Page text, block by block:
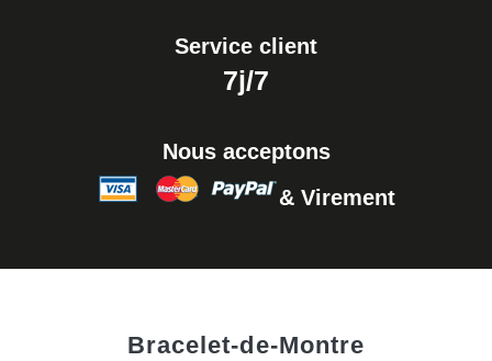
Service client
7j/7
Nous acceptons
& Virement
Bracelet-de-Montre